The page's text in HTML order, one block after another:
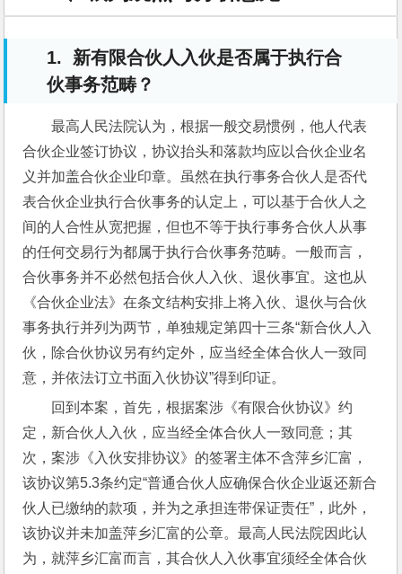
1. 新有限合伙人入伙是否属于执行合
伙事务范畴？
最高人民法院认为，根据一般交易惯例，他人代表
合伙企业签订协议，协议抬头和落款均应以合伙企业名
义并加盖合伙企业印章。虽然在执行事务合伙人是否代
表合伙企业执行合伙事务的认定上，可以基于合伙人之
间的人合性从宽把握，但也不等于执行事务合伙人从事
的任何交易行为都属于执行合伙事务范畴。一般而言，
合伙事务并不必然包括合伙人入伙、退伙事宜。这也从
《合伙企业法》在条文结构安排上将入伙、退伙与合伙
事务执行并列为两节，单独规定第四十三条“新合伙人入
伙，除合伙协议另有约定外，应当经全体合伙人一致同
意，并依法订立书面入伙协议”得到印证。
回到本案，首先，根据案涉《有限合伙协议》约
定，新合伙人入伙，应当经全体合伙人一致同意；其
次，案涉《入伙安排协议》的签署主体不含萍乡汇富，
该协议第5.3条约定“普通合伙人应确保合伙企业返还新合
伙人已缴纳的款项，并为之承担连带保证责任”，此外，
该协议并未加盖萍乡汇富的公章。最高人民法院因此认
为，就萍乡汇富而言，其合伙人入伙事宜须经全体合伙